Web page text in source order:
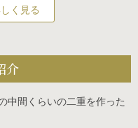
く見る
介
中間くらいの二重を作った